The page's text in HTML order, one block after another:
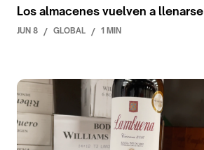
Los almacenes vuelven a llenarse
JUN 8 / GLOBAL / 1 MIN